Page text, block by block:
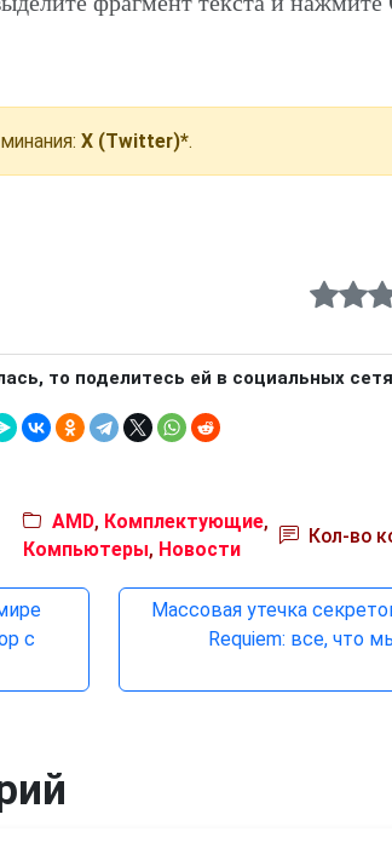
X (Twitter)*.
то поделитесь ей в социальных
AMD, Комплектующие,
Компьютеры, Новости
Кол-во
с
Массовая утечка
Requiem: все, что